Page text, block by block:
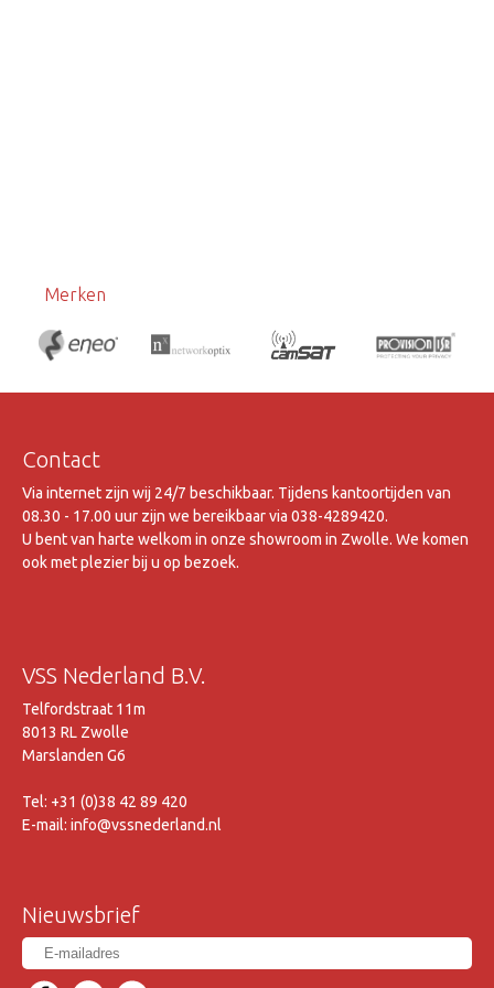
Merken
Contact
Via internet zijn wij 24/7 beschikbaar. Tijdens kantoortijden van
08.30 - 17.00 uur zijn we bereikbaar via 038-4289420.
U bent van harte welkom in onze showroom in Zwolle. We komen
ook met plezier bij u op bezoek.
VSS Nederland B.V.
Telfordstraat 11m
8013 RL Zwolle
Marslanden G6
Tel: +31 (0)38 42 89 420
E-mail: info@vssnederland.nl
Nieuwsbrief